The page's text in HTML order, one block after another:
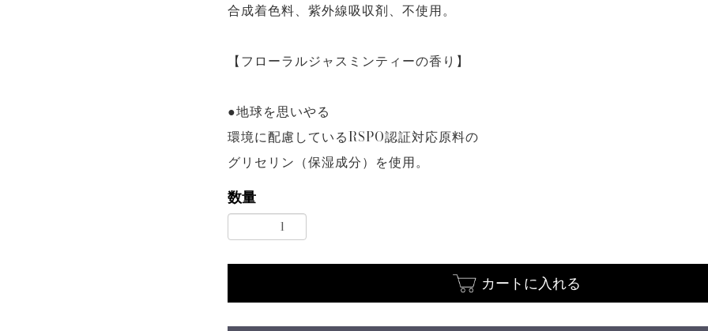
合成着色料、紫外線吸収剤、不使用。
【フローラルジャスミンティーの香り】
●地球を思いやる
環境に配慮しているRSPO認証対応原料の
グリセリン（保湿成分）を使用。
数量
カートに入れる